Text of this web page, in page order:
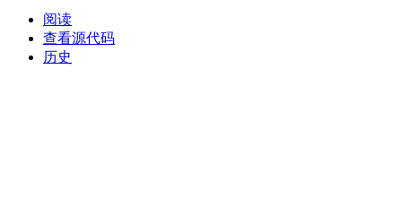
阅读
查看源代码
历史